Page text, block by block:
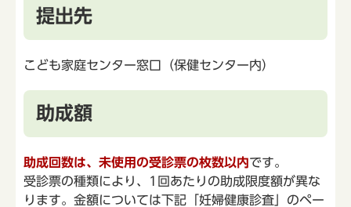
提出先
こども家庭センター窓口（保健センター内）
助成額
助成回数は、未使用の受診票の枚数以内です。
受診票の種類により、1回あたりの助成限度額が異な
ります。金額については下記「妊婦健康診査」のペー